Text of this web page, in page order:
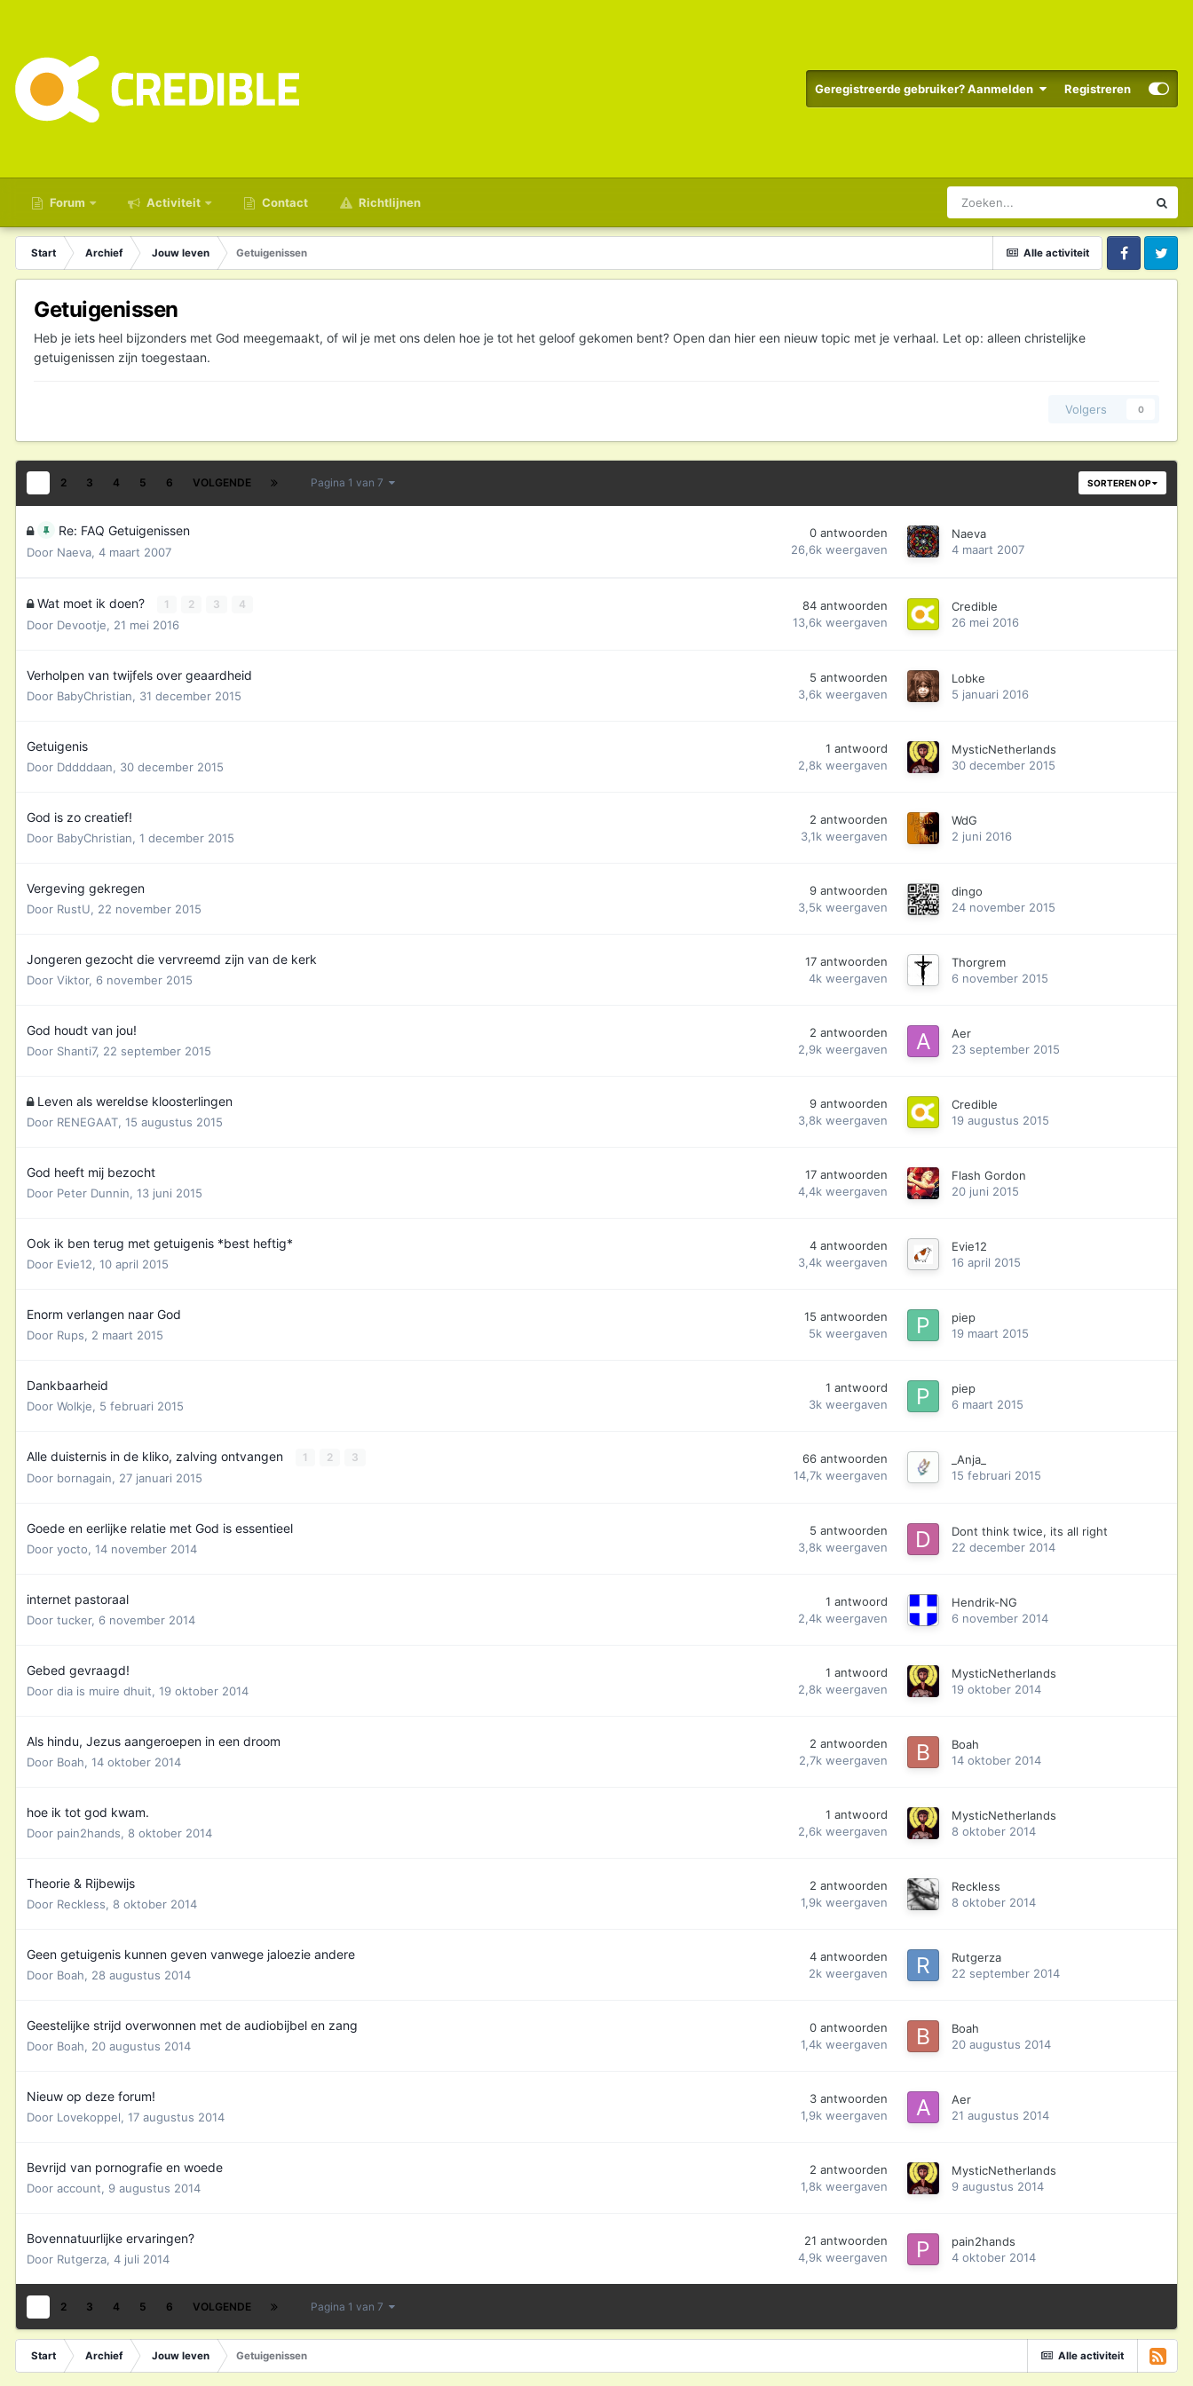
Geregistreerde gebruiker? Aanmelden Registreren
Forum Activiteit Contact Richtlijnen
Alle activiteit
Start Archief Jouw leven
Getuigenissen
FacebookTwitter
Getuigenissen
Heb je iets heel bijzonders met God meegemaakt, of wil je met ons delen hoe je tot het geloof gekomen bent? Open dan hier een nieuw topic met je verhaal. Let op: alleen christelijke
getuigenissen zijn toegestaan.
Volgers 0
SORTEREN OP
2 3 4 5 6 VOLGENDE Pagina 1 van 7
Re: FAQ Getuigenissen
Door Naeva, 4 maart 2007
0 antwoorden
26,6k weergaven
Naeva
4 maart 2007
Wat moet ik doen? 1 2 3 4
Door Devootje, 21 mei 2016
84 antwoorden
13,6k weergaven
Credible
26 mei 2016
Verholpen van twijfels over geaardheid
Door BabyChristian, 31 december 2015
5 antwoorden
3,6k weergaven
Lobke
5 januari 2016
Getuigenis
Door Dddddaan, 30 december 2015
1 antwoord
2,8k weergaven
MysticNetherlands
30 december 2015
God is zo creatief!
Door BabyChristian, 1 december 2015
2 antwoorden
3,1k weergaven
WdG
2 juni 2016
Vergeving gekregen
Door RustU, 22 november 2015
9 antwoorden
3,5k weergaven
dingo
24 november 2015
Jongeren gezocht die vervreemd zijn van de kerk
Door Viktor, 6 november 2015
17 antwoorden
4k weergaven
Thorgrem
6 november 2015
God houdt van jou!
Door Shanti7, 22 september 2015
2 antwoorden
2,9k weergaven
Aer
23 september 2015
Leven als wereldse kloosterlingen
Door RENEGAAT, 15 augustus 2015
9 antwoorden
3,8k weergaven
Credible
19 augustus 2015
God heeft mij bezocht
Door Peter Dunnin, 13 juni 2015
17 antwoorden
4,4k weergaven
Flash Gordon
20 juni 2015
Ook ik ben terug met getuigenis *best heftig*
Door Evie12, 10 april 2015
4 antwoorden
3,4k weergaven
Evie12
16 april 2015
Enorm verlangen naar God
Door Rups, 2 maart 2015
15 antwoorden
5k weergaven
piep
19 maart 2015
Dankbaarheid
Door Wolkje, 5 februari 2015
1 antwoord
3k weergaven
piep
6 maart 2015
Alle duisternis in de kliko, zalving ontvangen 1 2 3
Door bornagain, 27 januari 2015
66 antwoorden
14,7k weergaven
_Anja_
15 februari 2015
Goede en eerlijke relatie met God is essentieel
Door yocto, 14 november 2014
5 antwoorden
3,8k weergaven
Dont think twice, its all right
22 december 2014
internet pastoraal
Door tucker, 6 november 2014
1 antwoord
2,4k weergaven
Hendrik-NG
6 november 2014
Gebed gevraagd!
Door dia is muire dhuit, 19 oktober 2014
1 antwoord
2,8k weergaven
MysticNetherlands
19 oktober 2014
Als hindu, Jezus aangeroepen in een droom
Door Boah, 14 oktober 2014
2 antwoorden
2,7k weergaven
Boah
14 oktober 2014
hoe ik tot god kwam.
Door pain2hands, 8 oktober 2014
1 antwoord
2,6k weergaven
MysticNetherlands
8 oktober 2014
Theorie & Rijbewijs
Door Reckless, 8 oktober 2014
2 antwoorden
1,9k weergaven
Reckless
8 oktober 2014
Geen getuigenis kunnen geven vanwege jaloezie andere
Door Boah, 28 augustus 2014
4 antwoorden
2k weergaven
Rutgerza
22 september 2014
Geestelijke strijd overwonnen met de audiobijbel en zang
Door Boah, 20 augustus 2014
0 antwoorden
1,4k weergaven
Boah
20 augustus 2014
Nieuw op deze forum!
Door Lovekoppel, 17 augustus 2014
3 antwoorden
1,9k weergaven
Aer
21 augustus 2014
Bevrijd van pornografie en woede
Door account, 9 augustus 2014
2 antwoorden
1,8k weergaven
MysticNetherlands
9 augustus 2014
Bovennatuurlijke ervaringen?
Door Rutgerza, 4 juli 2014
21 antwoorden
4,9k weergaven
pain2hands
4 oktober 2014
2 3 4 5 6 VOLGENDE Pagina 1 van 7
Alle activiteit
Start Archief Jouw leven Getuigenissen